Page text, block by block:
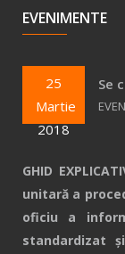
EVENIMENTE
25
Martie
2018
Se
GHID
unitară a
oficiu a
standardizat